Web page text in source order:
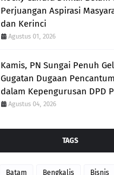
Perjuangan Aspirasi
dan Kerinci
Agustus 01, 2026
Kamis, PN Sungai Penuh
Gugatan Dugaan
dalam Kepengurusan DPD
Agustus 04, 2026
TAGS
Batam Bengkalis Bisnis